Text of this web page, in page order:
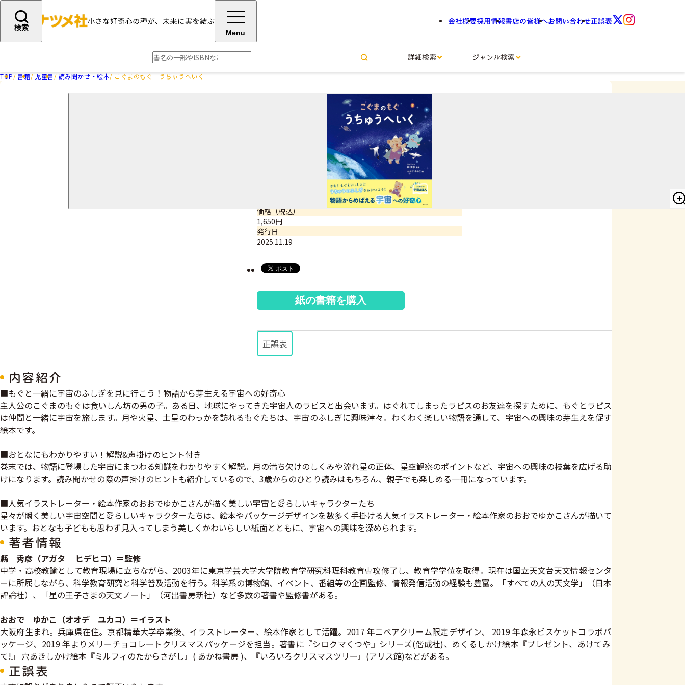
会社概要採用情報書店の皆様へお問い合わせ正誤表
検索
Menu
詳細検索 ジャンル検索
TOP 書籍 児童書 読み聞かせ・絵本 こぐまのもぐ うちゅうへいく
こぐまのもぐ うちゅうへいく
おおで ゆかこ＝イラスト
価格（税込）
1,650円
発行日
2025.11.19
紙の書籍を購入
正誤表
内容紹介
■もぐと一緒に宇宙のふしぎを見に行こう！物語から芽生える宇宙への好奇心
主人公のこぐまのもぐは食いしん坊の男の子。ある日、地球にやってきた宇宙人のラピスと出会います。はぐれてしまったラピスのお友達を探すために、もぐとラピス
は仲間と一緒に宇宙を旅します。月や火星、土星のわっかを訪れるもぐたちは、宇宙のふしぎに興味津々。わくわく楽しい物語を通して、宇宙への興味の芽生えを促す
絵本です。
■おとなにもわかりやすい！解説&声掛けのヒント付き
巻末では、物語に登場した宇宙にまつわる知識をわかりやすく解説。月の満ち欠けのしくみや流れ星の正体、星空観察のポイントなど、宇宙への興味の枝葉を広げる助
けになります。読み聞かせの際の声掛けのヒントも紹介しているので、3歳からのひとり読みはもちろん、親子でも楽しめる一冊になっています。
■人気イラストレーター・絵本作家のおおでゆかこさんが描く美しい宇宙と愛らしいキャラクターたち
星々が瞬く美しい宇宙空間と愛らしいキャラクターたちは、絵本やパッケージデザインを数多く手掛ける人気イラストレーター・絵本作家のおおでゆかこさんが描いて
います。おとなも子どもも思わず見入ってしまう美しくかわいらしい紙面とともに、宇宙への興味を深められます。
著者情報
縣 秀彦（アガタ ヒデヒコ）＝監修
中学・高校教諭として教育現場に立ちながら、2003年に東京学芸大学大学院教育学研究科理科教育専攻修了し、教育学学位を取得。現在は国立天文台天文情報センタ
ーに所属しながら、科学教育研究と科学普及活動を行う。科学系の博物館、イベント、番組等の企画監修、情報発信活動の経験も豊富。「すべての人の天文学」（日本
評論社）、「星の王子さまの天文ノート」（河出書房新社）など多数の著書や監修書がある。
おおで ゆかこ（オオデ ユカコ）＝イラスト
大阪府生まれ。兵庫県在住。京都精華大学卒業後、イラストレーター、絵本作家として活躍。2017 年ニベアクリーム限定デザイン、 2019 年森永ビスケットコラボパ
ッケージ、2019 年よりメリーチョコレートクリスマスパッケージを担当。著書に『シロクマくつや』シリーズ(偕成社)、めくるしかけ絵本『プレゼント、あけてみ
て!』 穴あきしかけ絵本『ミルフィのたからさがし』( あかね書房 )、『いろいろクリスマスツリー』(アリス館)などがある。
正誤表